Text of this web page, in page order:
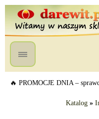
🔥 PROMOCJE DNIA –
Katalog »